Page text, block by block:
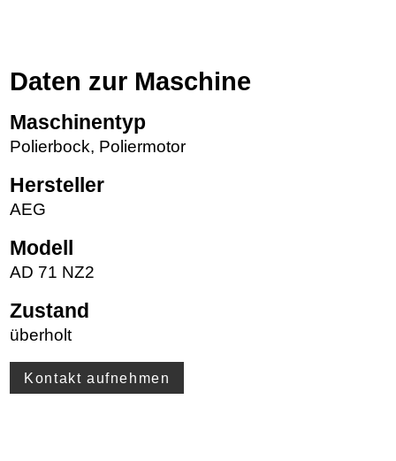
Daten zur Maschine
Maschinentyp
Polierbock, Poliermotor
Hersteller
AEG
Modell
AD 71 NZ2
Zustand
überholt
Kontakt aufnehmen